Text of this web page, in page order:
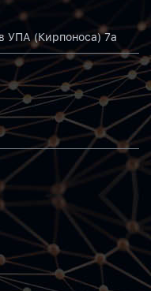
УПА (Кирпоноса) 7а